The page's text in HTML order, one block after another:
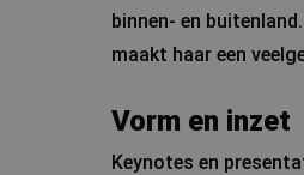
binnen- en
maakt haar een
Vorm en inzet
Keynotes en